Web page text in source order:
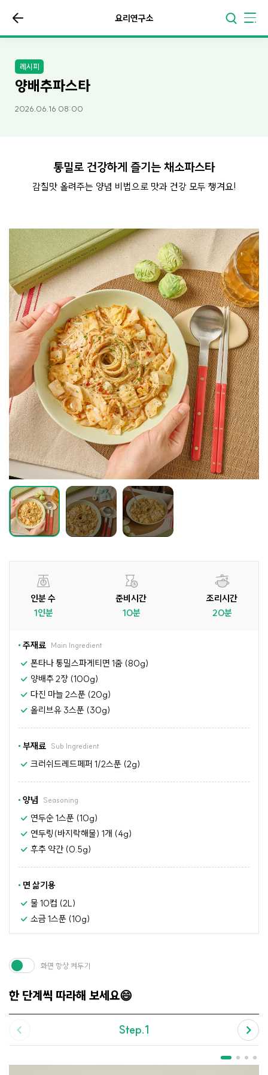
요리연구소
레시피
양배추파스타
2026.06.16 08:00
통밀로 건강하게 즐기는 채소파스타
감칠맛 올려주는 양념 비법으로 맛과 건강 모두 챙겨요!
인분 수
1인분
준비시간
10분
조리시간
20분
주재료 Main Ingredient
폰타나 통밀스파게티면 1줌 (80g)
양배추 2장 (100g)
다진 마늘 2스푼 (20g)
올리브유 3스푼 (30g)
부재료 Sub Ingredient
크러쉬드레드페퍼 1/2스푼 (2g)
양념 Seasoning
연두순 1스푼 (10g)
연두링(바지락해물) 1개 (4g)
후추 약간 (0.5g)
면 삶기용
물 10컵 (2L)
소금 1스푼 (10g)
한 단계씩 따라해 보세요😄
화면 항상 켜두기
Step.1